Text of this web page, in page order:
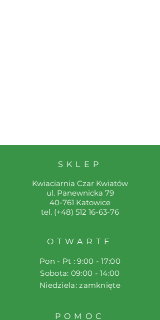
SKLEP
Kwiaciarnia Czar Kwiatów
ul. Panewnicka 79
40-761 Katowice
tel. (+48) 512 16-63-76
OTWARTE
Pon - Pt : 9:00 - 17:00
​​Sobota: 09:00 - 14:00
​Niedziela: zamknięte
POMOC